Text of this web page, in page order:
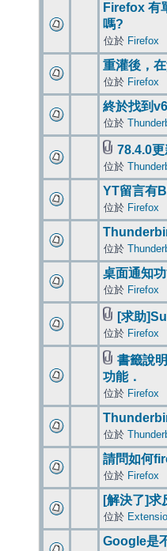
Firefox 有
嗎?
位於 Firefox
重灌後，
位於 Firefox
終於找到
位於
78.4.0
位於
YT留言有
位於 Firefox
位於
桌面通知
位於 Firefox
[求助
位於 Firefox
書籤說
功能．
位於 Firefox
位於
請問如何
位於 Firefox
[解決了]求
位於
Google是